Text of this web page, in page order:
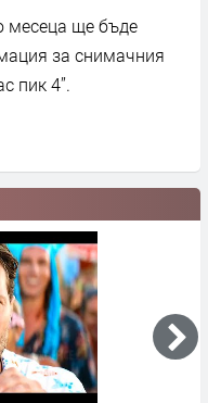
месеца ще бъде
за снимачния
пик 4”.